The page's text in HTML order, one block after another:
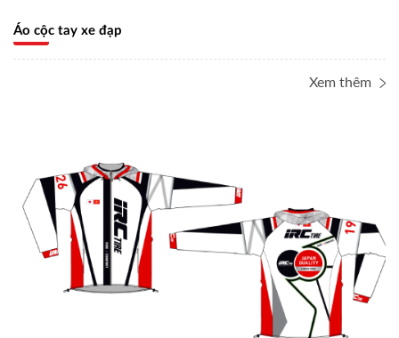
Áo cộc tay xe đạp
Xem thêm